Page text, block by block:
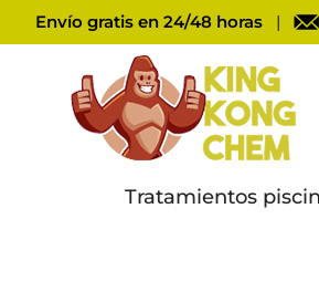
Envío gratis en 24/48 horas |
Tratamientos